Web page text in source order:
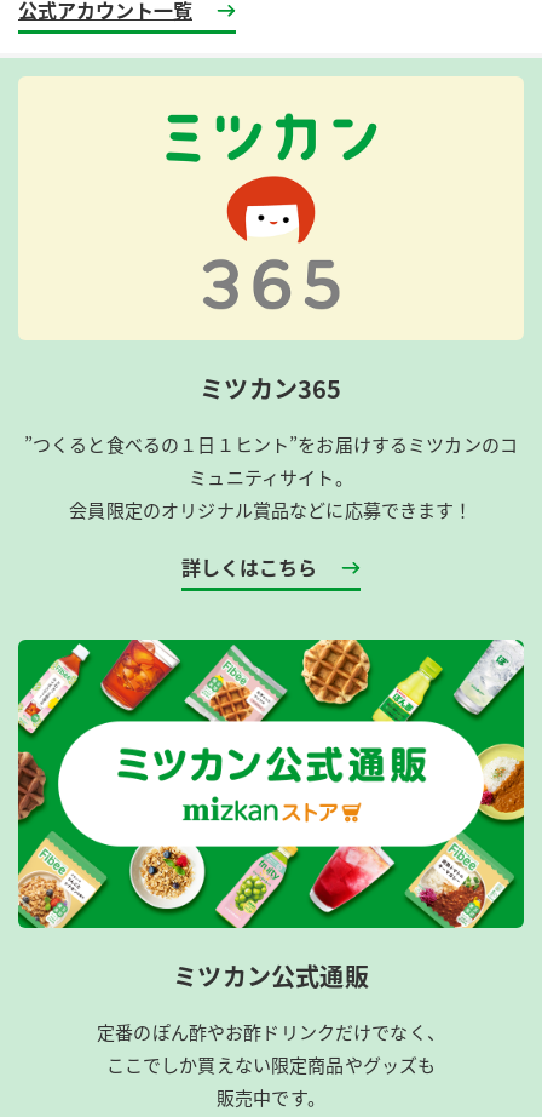
公式アカウント一覧
ミツカン365
”つくると食べるの１日１ヒント”をお届けするミツカンのコ
ミュニティサイト。
会員限定のオリジナル賞品などに応募できます！
詳しくはこちら
ミツカン公式通販
定番のぽん酢やお酢ドリンクだけでなく、
ここでしか買えない限定商品やグッズも
販売中です。